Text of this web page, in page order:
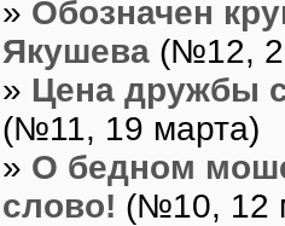
» Обозначен
Якушева (№12,
» Цена дружбы
(№11, 19 марта)
» О бедном
слово! (№10, 12